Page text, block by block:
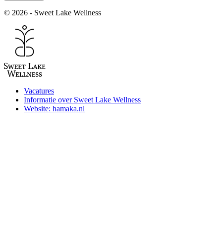
© 2026 - Sweet Lake Wellness
Vacatures
Informatie over Sweet Lake Wellness
Website: hamaka.nl